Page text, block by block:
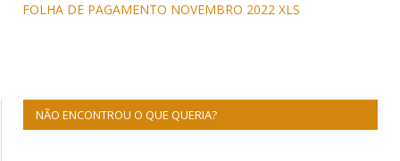
FOLHA DE PAGAMENTO NOVEMBRO 2022 XLS
NÃO ENCONTROU O QUE QUERIA?